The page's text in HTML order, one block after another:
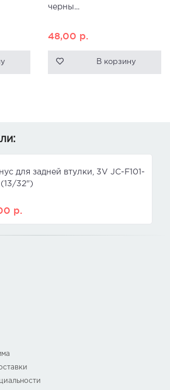
черны...
48,00 р.
В корзину
для задней втулки, 3V JC-F101-
(13/32")
р.